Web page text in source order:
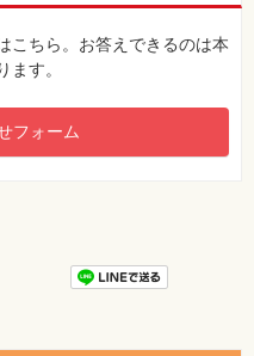
な」にする］を接続
こちら。お答えできるのは本
ます。
フォーム